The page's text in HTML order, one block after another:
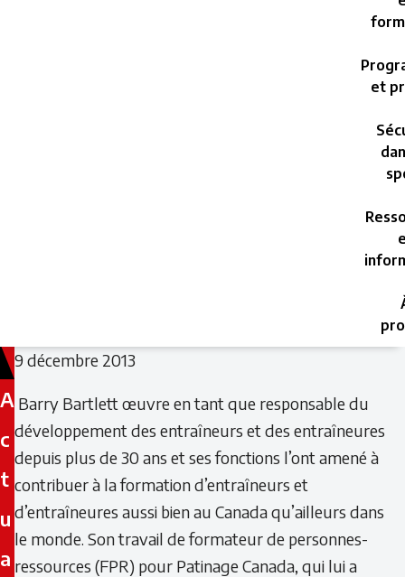
et
A
c
t
u
a
9 décembre 2013
Barry Bartlett œuvre en tant que responsable du
développement des entraîneurs et des entraîneures
depuis plus de 30 ans et ses fonctions l’ont amené à
contribuer à la formation d’entraîneurs et
d’entraîneures aussi bien au Canada qu’ailleurs dans
le monde. Son travail de formateur de personnes-
ressources (FPR) pour Patinage Canada, qui lui a